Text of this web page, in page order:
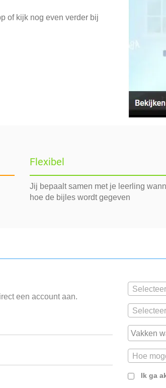
of kijk nog even verder bij
Flexibel
Jij bepaalt samen met je leerling
hoe de bijles wordt gegeven
een account aan.
Hoe
Ik ga